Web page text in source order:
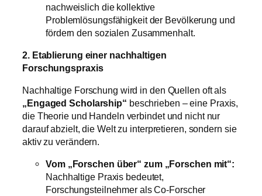
nachweislich die kollektive
Problemlösungsfähigkeit der Bevölkerung und
fördern den sozialen Zusammenhalt.
2. Etablierung einer nachhaltigen
Forschungspraxis
Nachhaltige Forschung wird in den Quellen oft als
„Engaged Scholarship“ beschrieben – eine Praxis,
die Theorie und Handeln verbindet und nicht nur
darauf abzielt, die Welt zu interpretieren, sondern sie
aktiv zu verändern.
Vom „Forschen über“ zum „Forschen mit“:
Nachhaltige Praxis bedeutet,
Forschungsteilnehmer als Co-Forscher